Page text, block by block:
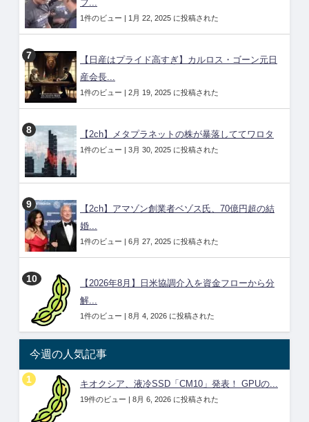
フ...
1件のビュー | 1月 22, 2025 に投稿された
【日産はプライド高すぎ】カルロス・ゴーン元日
産会長...
1件のビュー | 2月 19, 2025 に投稿された
【2ch】メタプラネットの株が暴落しててワロタ
1件のビュー | 3月 30, 2025 に投稿された
【2ch】アマゾン創業者ベゾス氏、70億円超の結
婚...
1件のビュー | 6月 27, 2025 に投稿された
【2026年8月】日米協調介入を資金フローから分
解...
1件のビュー | 8月 4, 2026 に投稿された
今週の人気記事
キオクシア、液冷SSD「CM10」発表！ GPUの...
19件のビュー | 8月 6, 2026 に投稿された